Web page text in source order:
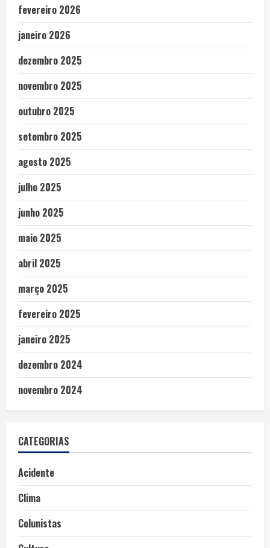
fevereiro 2026
janeiro 2026
dezembro 2025
novembro 2025
outubro 2025
setembro 2025
agosto 2025
julho 2025
junho 2025
maio 2025
abril 2025
março 2025
fevereiro 2025
janeiro 2025
dezembro 2024
novembro 2024
CATEGORIAS
Acidente
Clima
Colunistas